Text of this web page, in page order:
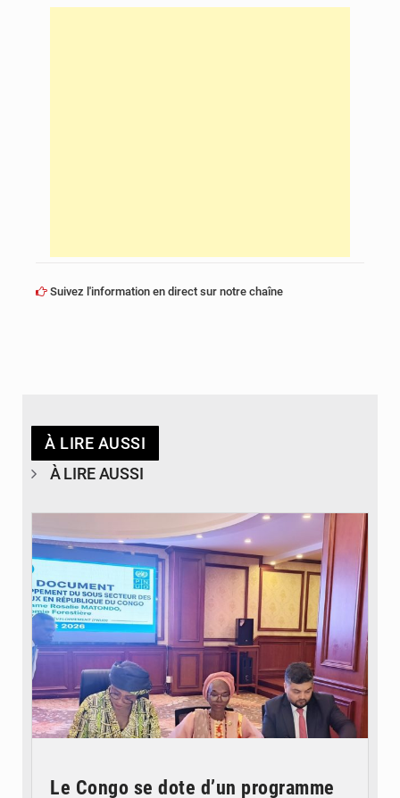
Suivez l'information en direct sur notre chaîne
À LIRE AUSSI
À LIRE AUSSI
Le Congo se dote d’un programme